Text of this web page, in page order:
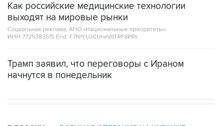
Как российские медицинские технологии
выходят на мировые рынки
Социальная реклама, АНО «Национальные приоритеты».
ИНН 7725383515 Erid: F7NfYUJCUneVdTRF8PRs
Трамп заявил, что переговоры с Ираном
начнутся в понедельник